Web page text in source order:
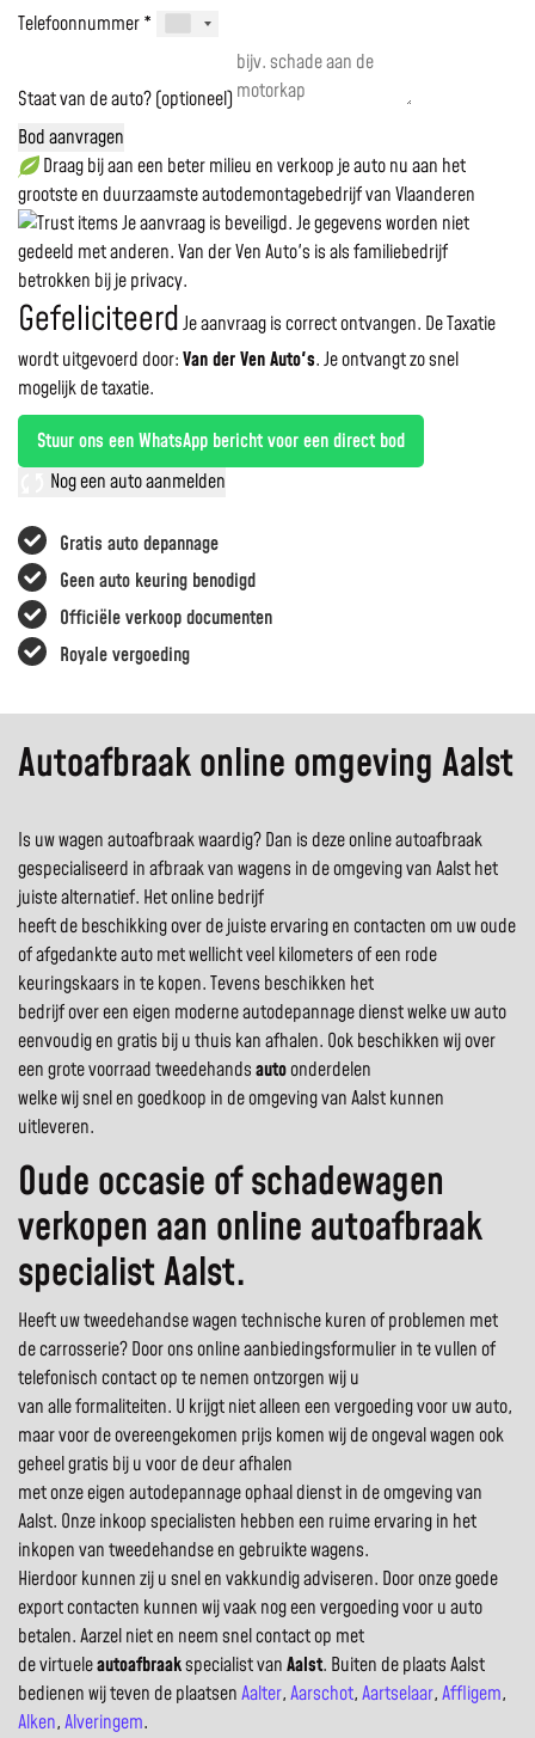
Gratis auto depannage
Geen auto keuring benodigd
Officiële verkoop documenten
Royale vergoeding
Telefoonnummer *
Staat van de auto? (optioneel)
Bod aanvragen
Draag bij aan een beter milieu en verkoop je auto nu aan het
grootste en duurzaamste autodemontagebedrijf van Vlaanderen
Je aanvraag is beveiligd. Je gegevens worden niet
gedeeld met anderen. Van der Ven Auto's is als familiebedrijf
betrokken bij je privacy.
GefeliciteerdJe aanvraag is correct ontvangen. De Taxatie
wordt uitgevoerd door:Van der Ven Auto's.Je ontvangt zo snel
mogelijk de taxatie.
Stuur ons een WhatsApp bericht voor een direct bod
Nog een auto aanmelden
Autoafbraak online omgeving Aalst
Is uw wagen autoafbraak waardig? Dan is deze online autoafbraak
gespecialiseerd in afbraak van wagens in de omgeving van Aalst het
juiste alternatief. Het online bedrijf
heeft de beschikking over de juiste ervaring en contacten om uw oude
of afgedankte auto met wellicht veel kilometers of een rode
keuringskaars in te kopen. Tevens beschikken het
bedrijf over een eigen moderne autodepannage dienst welke uw auto
eenvoudig en gratis bij u thuis kan afhalen. Ook beschikken wij over
een grote voorraad tweedehandsautoonderdelen
welke wij snel en goedkoop in de omgeving van Aalst kunnen
uitleveren.
Oude occasie of schadewagen
verkopen aan online autoafbraak
specialist Aalst.
Heeft uw tweedehandse wagen technische kuren of problemen met
de carrosserie? Door ons online aanbiedingsformulier in te vullen of
telefonisch contact op te nemen ontzorgen wij u
van alle formaliteiten. U krijgt niet alleen een vergoeding voor uw auto,
maar voor de overeengekomen prijs komen wij de ongeval wagen ook
geheel gratis bij u voor de deur afhalen
met onze eigen autodepannage ophaal dienst in de omgeving van
Aalst. Onze inkoop specialisten hebben een ruime ervaring in het
inkopen van tweedehandse en gebruikte wagens.
Hierdoor kunnen zij u snel en vakkundig adviseren. Door onze goede
export contacten kunnen wij vaak nog een vergoeding voor u auto
betalen. Aarzel niet en neem snel contact op met
de virtueleautoafbraakspecialist vanAalst. Buiten de plaats Aalst
bedienen wij teven de plaatsenAalter,Aarschot,Aartselaar,Affligem,
Alken,Alveringem.